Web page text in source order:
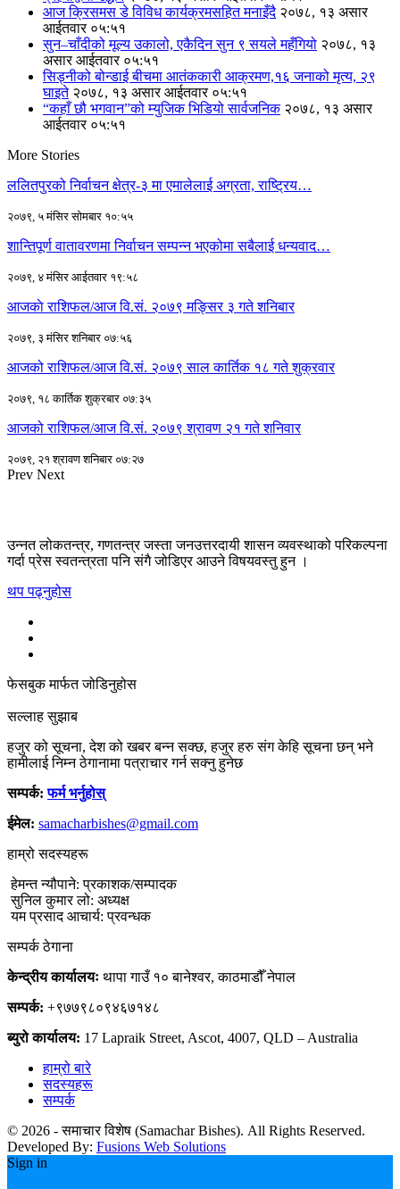
आज क्रिसमस डे विविध कार्यक्रमसहित मनाइँदै २०७८, १३ असार
आईतवार ०५:५१
सुन–चाँदीको मूल्य उकालो, एकैदिन सुन ९ सयले महँगियो २०७८, १३
असार आईतवार ०५:५१
सिड्नीको बोन्डाई बीचमा आतंककारी आक्रमण,१६ जनाको मृत्य, २९
घाइते २०७८, १३ असार आईतवार ०५:५१
“कहाँ छौ भगवान”को म्युजिक भिडियो सार्वजनिक २०७८, १३ असार
आईतवार ०५:५१
More Stories
ललितपुरको निर्वाचन क्षेत्र-३ मा एमालेलाई अग्रता, राष्ट्रिय…
२०७९, ५ मंसिर सोमबार १०:५५
शान्तिपूर्ण वातावरणमा निर्वाचन सम्पन्न भएकोमा सबैलाई धन्यवाद…
२०७९, ४ मंसिर आईतवार १९:५८
आजकाे राशिफल/आज वि.सं. २०७९ मङ्सिर ३ गते शनिबार
२०७९, ३ मंसिर शनिबार ०७:५६
आजको राशिफल/आज वि.सं. २०७९ साल कार्तिक १८ गते शुक्रवार
२०७९, १८ कार्तिक शुक्रबार ०७:३५
आजको राशिफल/आज वि.सं. २०७९ श्रावण २१ गते शनिवार
२०७९, २१ श्रावण शनिबार ०७:२७
Prev Next
उन्नत लोकतन्त्र, गणतन्त्र जस्ता जनउत्तरदायी शासन व्यवस्थाको परिकल्पना
गर्दा प्रेस स्वतन्त्रता पनि संगै जोडिएर आउने विषयवस्तु हुन ।
थप पढ्नुहोस
फेसबुक मार्फत जोडिनुहोस
सल्लाह सुझाब
हजुर को सूचना, देश को खबर बन्न सक्छ, हजुर हरु संग केहि सूचना छन् भने
हामीलाई निम्न ठेगानामा पत्राचार गर्न सक्नु हुनेछ
सम्पर्क:फर्म भर्नुहोस्
ईमेल: samacharbishes@gmail.com
हाम्रो सदस्यहरू
हेमन्त न्यौपाने: प्रकाशक/सम्पादक
सुनिल कुमार लो: अध्यक्ष
यम प्रसाद आचार्य: प्रवन्धक
सम्पर्क ठेगाना
केन्द्रीय कार्यालयः थापा गाउँ १० बानेश्वर, काठमाडौँ नेपाल
सम्पर्क: +९७७९८०९४६७१४८
ब्युरो कार्यालय: 17 Lapraik Street, Ascot, 4007, QLD – Australia
हाम्रो बारे
सदस्यहरू
सम्पर्क
© 2026 - समाचार विशेष (Samachar Bishes). All Rights Reserved.
Developed By: Fusions Web Solutions
Sign in